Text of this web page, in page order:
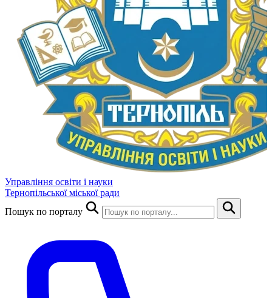
Управління освіти і науки
Тернопільської міської ради
Пошук по порталу